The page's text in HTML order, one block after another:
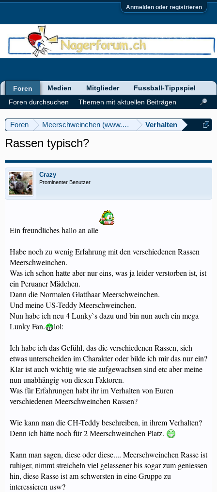
Anmelden oder registrieren
Foren Meerschweinchen (www.meerschweinforum.ch)
Verhalten
Rassen typisch?
Crazy
Prominenter Benutzer
Ein freundliches hallo an alle
Habe noch zu wenig Erfahrung mit den verschiedenen Rassen
Meerschweinchen.
Was ich schon hatte aber nur eins, was ja leider verstorben ist, ist
ein Peruaner Mädchen.
Dann die Normalen Glatthaar Meerschweinchen.
Und meine US-Teddy Meerschweinchen.
Nun habe ich neu 4 Lunky`s dazu und bin nun auch ein mega
Lunky Fan.
lol:
Ich habe ich das Gefühl, das die verschiedenen Rassen, sich
etwas unterscheiden im Charakter oder bilde ich mir das nur ein?
Klar ist auch wichtig wie sie aufgewachsen sind etc aber meine
nun unabhängig von diesen Faktoren.
Was für Erfahrungen habt ihr im Verhalten von Euren
verschiedenen Meerschweinchen Rassen?
Wie kann man die CH-Teddy beschreiben, in ihrem Verhalten?
Denn ich hätte noch für 2 Meerschweinchen Platz.
Kann man sagen, diese oder diese.... Meerschweinchen Rasse ist
ruhiger, nimmt streicheln viel gelassener bis sogar zum geniessen
hin, diese Rasse ist am schwersten in eine Gruppe zu
interessieren usw?
Foren
Foren durchsuchen
Themen mit aktuellen Beiträgen
Medien Mitglieder Fussball-Tippspiel